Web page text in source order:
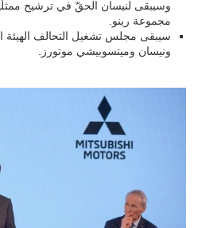
وسيبقى لنيسان الحقّ في ترشيح
مجموعة رينو.
سيبقى مجلس تشغيل التحالف الهيئة
ونيسان وميتسوبيشي موتورز.